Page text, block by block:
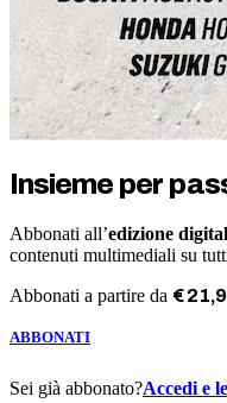
Insieme per
Abbonati all’edizione
contenuti multimediali su
Abbonati a partire da €21,
ABBONATI
Sei già abbonato?Accedi e